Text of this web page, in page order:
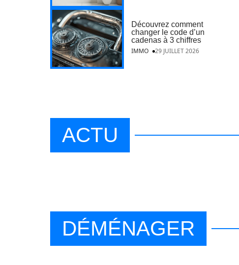
Découvrez comment
changer le code d’un
cadenas à 3 chiffres
IMMO
29 JUILLET 2026
ACTU
DÉMÉNAGER